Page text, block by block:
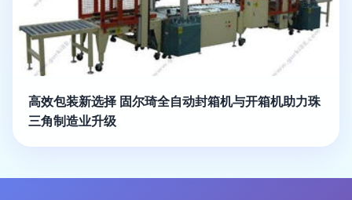
高效包装新选择 固尔琦全自动封箱机与开箱机助力珠
三角制造业升级